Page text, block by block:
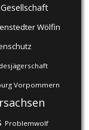
Gesellschaft
Wölfin
Vorpommern
Problemwolf